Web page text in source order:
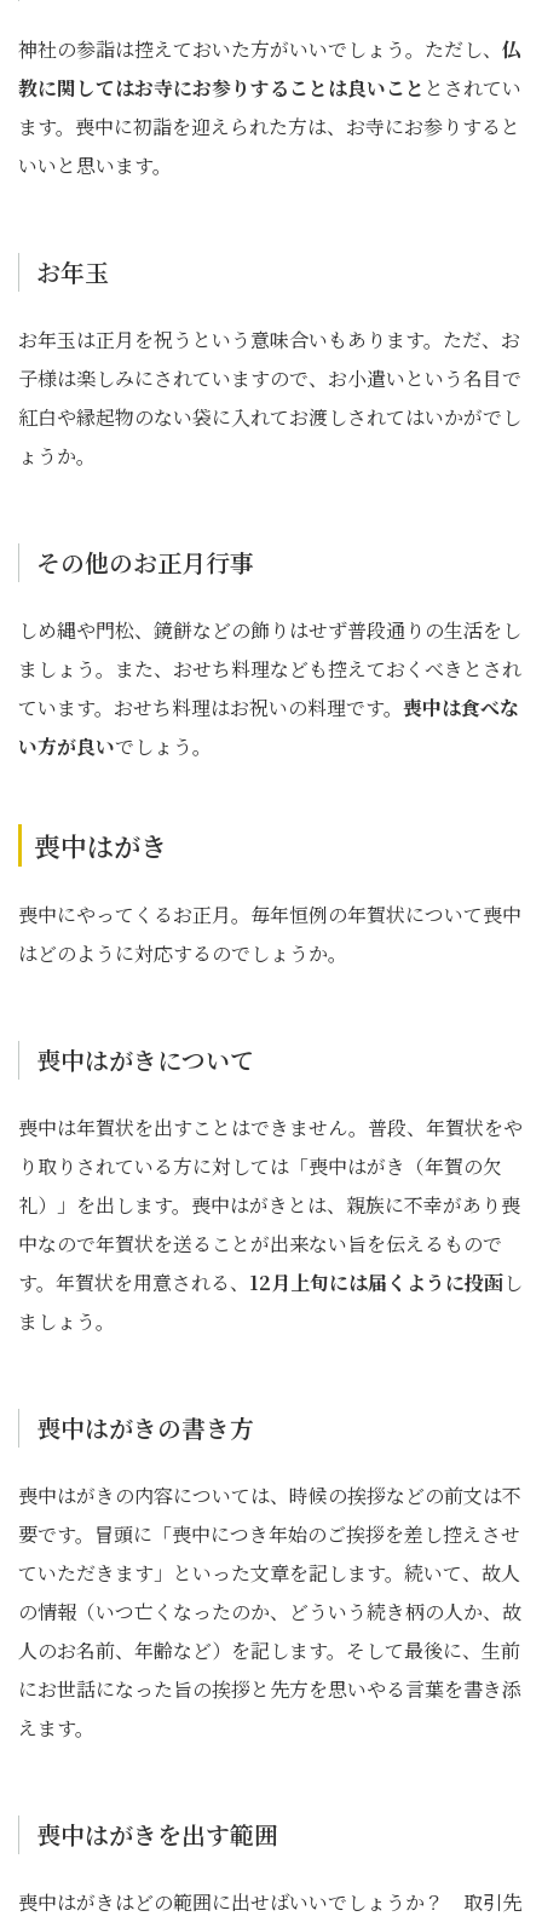
神社の参詣は控えておいた方がいいでしょう。ただし、 仏
教に関してはお寺にお参りすることは良いこと とされてい
ます。喪中に初詣を迎えられた方は、お寺にお参りすると
いいと思います。
お年玉
お年玉は正月を祝うという意味合いもあります。ただ、お
子様は楽しみにされていますので、お小遣いという名目で
紅白や縁起物のない袋に入れてお渡しされてはいかがでし
ょうか。
その他のお正月行事
しめ縄や門松、鏡餅などの飾りはせず普段通りの生活をし
ましょう。また、おせち料理なども控えておくべきとされ
ています。おせち料理はお祝いの料理です。 喪中は食べな
い方が良いでしょう。
喪中はがき
喪中にやってくるお正月。毎年恒例の年賀状について喪中
はどのように対応するのでしょうか。
喪中はがきについて
喪中は年賀状を出すことはできません。普段、年賀状をや
り取りされている方に対しては「喪中はがき（年賀の欠
礼）」を出します。喪中はがきとは、親族に不幸があり喪
中なので年賀状を送ることが出来ない旨を伝えるもので
す。年賀状を用意される、 12月上旬には届くように投函し
ましょう。
喪中はがきの書き方
喪中はがきの内容については、時候の挨拶などの前文は不
要です。冒頭に「喪中につき年始のご挨拶を差し控えさせ
ていただきます」といった文章を記します。続いて、故人
の情報（いつ亡くなったのか、どういう続き柄の人か、故
人のお名前、年齢など）を記します。そして最後に、生前
にお世話になった旨の挨拶と先方を思いやる言葉を書き添
えます。
喪中はがきを出す範囲
喪中はがきはどの範囲に出せばいいでしょうか？ 取引先